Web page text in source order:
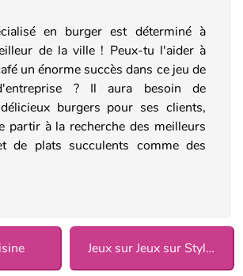
en burger est déterminé à
de la ville ! Peux-tu l'aider à
un énorme succès dans ce jeu de
? Il aura besoin de
burgers pour ses clients,
partir à la recherche des meilleurs
de plats succulents comme des
Jeux sur Jeux sur Style de cuisine pour Filles